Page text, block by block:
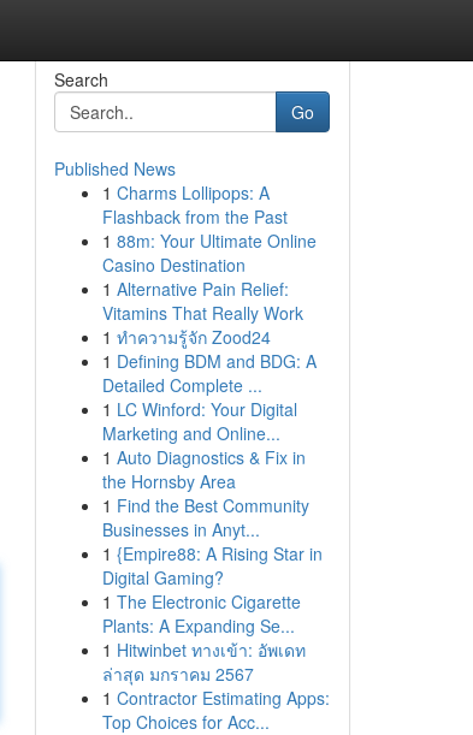
Search
Go
Published News
1 Charms Lollipops: A
Flashback from the Past
1 88m: Your Ultimate Online
Casino Destination
1 Alternative Pain Relief:
Vitamins That Really Work
1 ทำความรู้จัก Zood24
1 Defining BDM and BDG: A
Detailed Complete ...
1 LC Winford: Your Digital
Marketing and Online...
1 Auto Diagnostics & Fix in
the Hornsby Area
1 Find the Best Community
Businesses in Anyt...
1 {Empire88: A Rising Star in
Digital Gaming?
1 The Electronic Cigarette
Plants: A Expanding Se...
1 Hitwinbet ทางเข้า: อัพเดท
ล่าสุด มกราคม 2567
1 Contractor Estimating Apps:
Top Choices for Acc...